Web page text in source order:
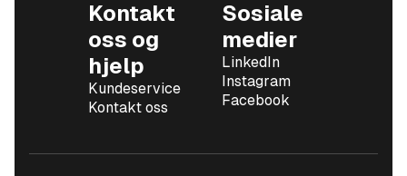
Kontakt
oss og
hjelp
Kundeservice
Kontakt oss
Sosiale
medier
LinkedIn
Instagram
Facebook